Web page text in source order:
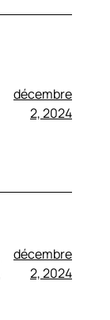
décembre
2, 2024
décembre
2, 2024